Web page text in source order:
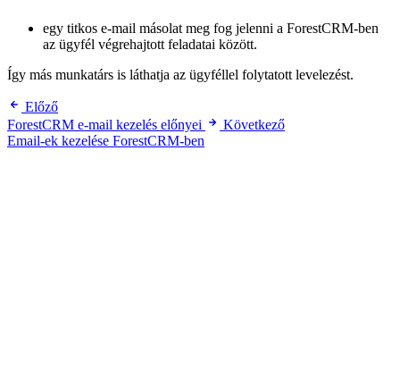
egy titkos e-mail másolat meg fog jelenni a ForestCRM-ben
az ügyfél végrehajtott feladatai között.
Így más munkatárs is láthatja az ügyféllel folytatott levelezést.
Előző
ForestCRM e-mail kezelés előnyei
Következő
Email-ek kezelése ForestCRM-ben